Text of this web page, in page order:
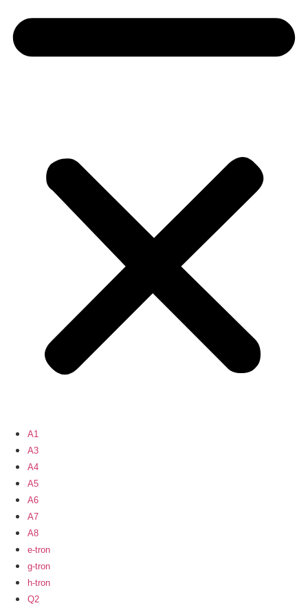
A1
A3
A4
A5
A6
A7
A8
e-tron
g-tron
h-tron
Q2